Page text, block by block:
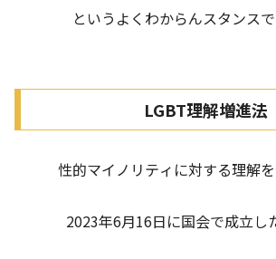
というよくわからんスタンス
LGBT理解増進法
性的マイノリティに対する理解
2023年6月16日に国会で成立し